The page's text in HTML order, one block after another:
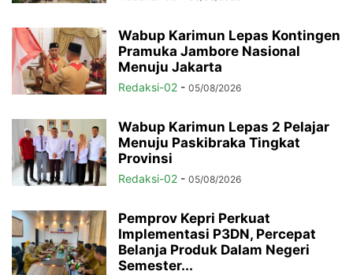
Wabup Karimun Lepas Kontingen
Pramuka Jambore Nasional
Menuju Jakarta
Redaksi-02 - 05/08/2026
Wabup Karimun Lepas 2 Pelajar
Menuju Paskibraka Tingkat
Provinsi
Redaksi-02 - 05/08/2026
Pemprov Kepri Perkuat
Implementasi P3DN, Percepat
Belanja Produk Dalam Negeri
Semester...